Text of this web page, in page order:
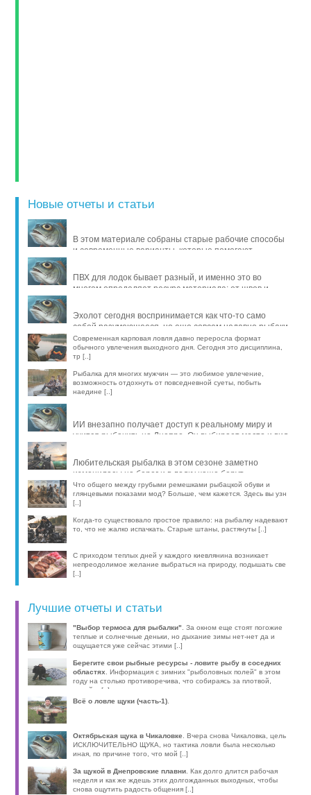
Новые отчеты и статьи
В этом материале собраны старые рабочие способы
и современные варианты, которые помогают
ПВХ для лодок бывает разный, и именно это во
многом определяет ресурс материала: от швов и
Эхолот сегодня воспринимается как что-то само
собой разумеющееся, но еще совсем недавно рыбаки
обходились б [..]
Современная карповая ловля давно переросла формат
обычного увлечения выходного дня. Сегодня это дисциплина,
тр [..]
Рыбалка для многих мужчин — это любимое увлечение,
возможность отдохнуть от повседневной суеты, побыть
наедине [..]
ИИ внезапно получает доступ к реальному миру и
учится рыбачить на Днепре. Он выбирает место и вид
Любительская рыбалка в этом сезоне заметно
изменилась: на берег и в лодку чаще берут
компактные эхолоты, об [..]
Что общего между грубыми ремешками рыбацкой обуви и
глянцевыми показами мод? Больше, чем кажется. Здесь вы узн
[..]
Когда-то существовало простое правило: на рыбалку надевают
то, что не жалко испачкать. Старые штаны, растянуты [..]
С приходом теплых дней у каждого киевлянина возникает
непреодолимое желание выбраться на природу, подышать све
[..]
Лучшие отчеты и статьи
"Выбор термоса для рыбалки". За окном еще стоят погожие
теплые и солнечные деньки, но дыхание зимы нет-нет да и
ощущается уже сейчас этими [..]
Берегите свои рыбные ресурсы - ловите рыбу в соседних
областях
. Информация с зимних "рыболовных полей" в этом
году на столько противоречива, что собираясь за плотвой,
волей-н [..]
Всё о ловле щуки (часть-1)
Октябрьская щука в Чикаловке. Вчера снова Чикаловка, цель
ИСКЛЮЧИТЕЛЬНО ЩУКА, но тактика ловли была несколько
иная, по причине того, что мой [..]
За щукой в Днепровские плавни . Как долго длится рабочая
неделя и как же ждешь этих долгожданных выходных, чтобы
снова ощутить радость общения [..]